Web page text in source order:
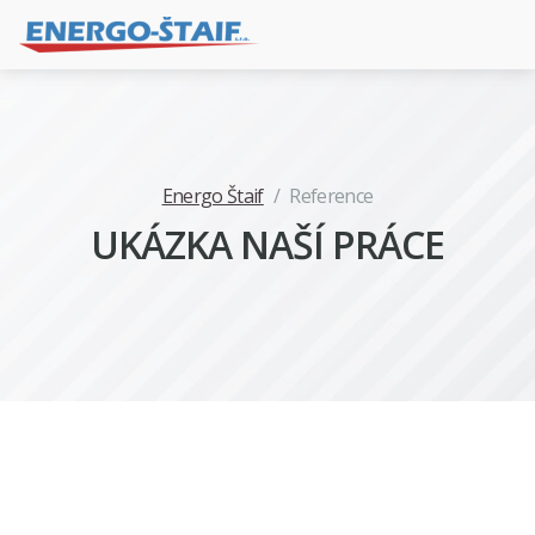
Energo Štaif / Reference
UKÁZKA NAŠÍ PRÁCE